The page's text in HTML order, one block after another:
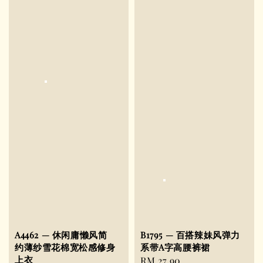
A4462 — 休闲庸懒风简
约薄纱雪花棉宽松感修身
上衣
B1795 — 百搭辣妹风弹力
系带A字高腰裤裙
Regular
RM 27.90